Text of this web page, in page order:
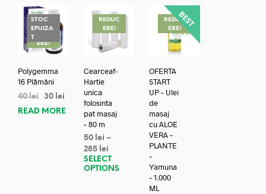
STOC
EPUIZA
TREDUC
ERE!
Polygemma
16 Plămâni
40lei 30 lei
READ MORE
REDUC
ERE!
Cearceaf-
Hartie
unica
folosinta
pat masaj
– 80 m
50 lei –
285 lei
SELECT
OPTIONS
REDUC
ERE!
OFERTA
START
UP – Ulei
de
masaj
cu ALOE
VERA –
PLANTE
–
Yamuna
– 1.000
ML